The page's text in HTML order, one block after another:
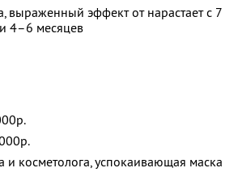
выраженный эффект от нарастает с 7
4–6 месяцев
и косметолога, успокаивающая маска